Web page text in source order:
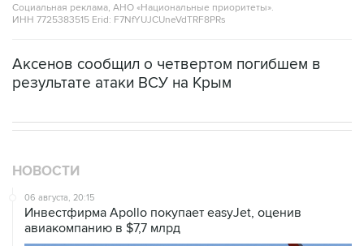
Социальная реклама, АНО «Национальные приоритеты».
ИНН 7725383515 Erid: F7NfYUJCUneVdTRF8PRs
Аксенов сообщил о четвертом погибшем в
результате атаки ВСУ на Крым
НОВОСТИ
06 августа, 20:15
Инвестфирма Apollo покупает easyJet, оценив
авиакомпанию в $7,7 млрд